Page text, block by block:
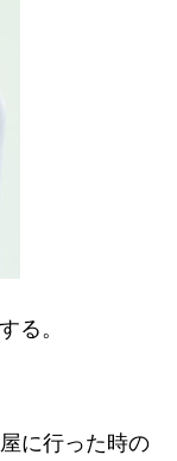
る。
に行った時の